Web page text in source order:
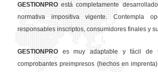
GESTION PRO está completamente
normativa impositiva vigente. Contempla
responsables inscriptos, consumidores finales y
GESTION PRO es muy adaptable y fácil de
comprobantes preimpresos (hechos en